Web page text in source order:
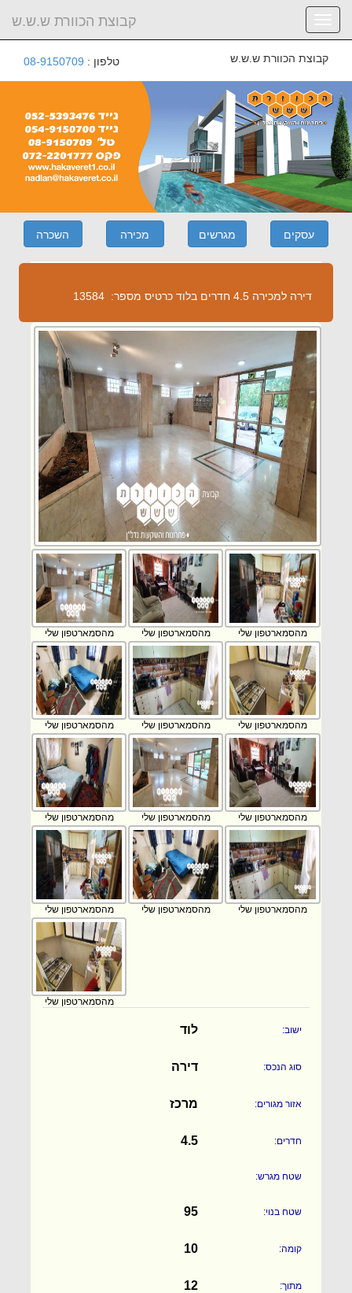
navigation
קבוצת הכוורת ש.ש.ש
טלפון : 08-9150709 קבוצת הכוורת ש.ש.ש
דירה למכירה 4.5 חדרים בלוד כרטיס מספר: 13584
מהסמארטפון שלי מהסמארטפון שלי מהסמארטפון שלי
מהסמארטפון שלי מהסמארטפון שלי מהסמארטפון שלי
מהסמארטפון שלי מהסמארטפון שלי מהסמארטפון שלי
מהסמארטפון שלי מהסמארטפון שלי מהסמארטפון שלי
מהסמארטפון שלי
ישוב: לוד
סוג הנכס: דירה
אזור מגורים: מרכז
חדרים: 4.5
שטח מגרש:
שטח בנוי: 95
קומה: 10
מתוך: 12